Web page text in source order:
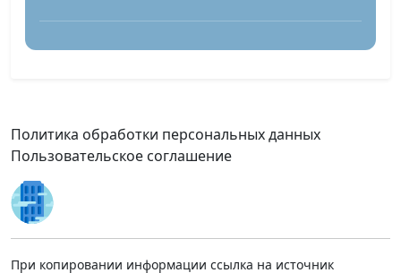
Политика обработки персональных данных
Пользовательское соглашение
При копировании информации ссылка на источник